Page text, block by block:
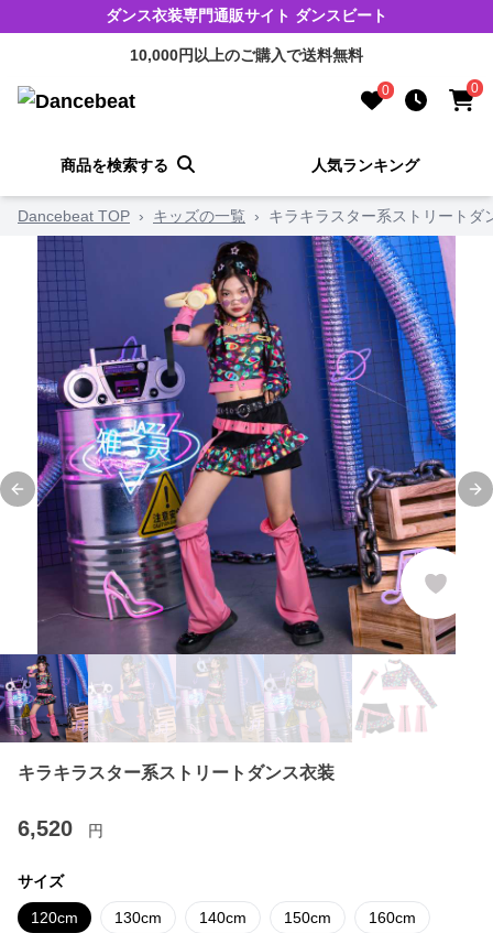
ダンス衣装専門通販サイト ダンスビート
10,000円以上のご購入で送料無料
0 0
商品を検索する 人気ランキング
Dancebeat TOP › キッズの一覧 › キラキラスター系ストリートダ
Previous slide
キラキラスター系ストリートダンス衣装
6,520 円
サイズ
120cm 130cm 140cm 150cm 160cm